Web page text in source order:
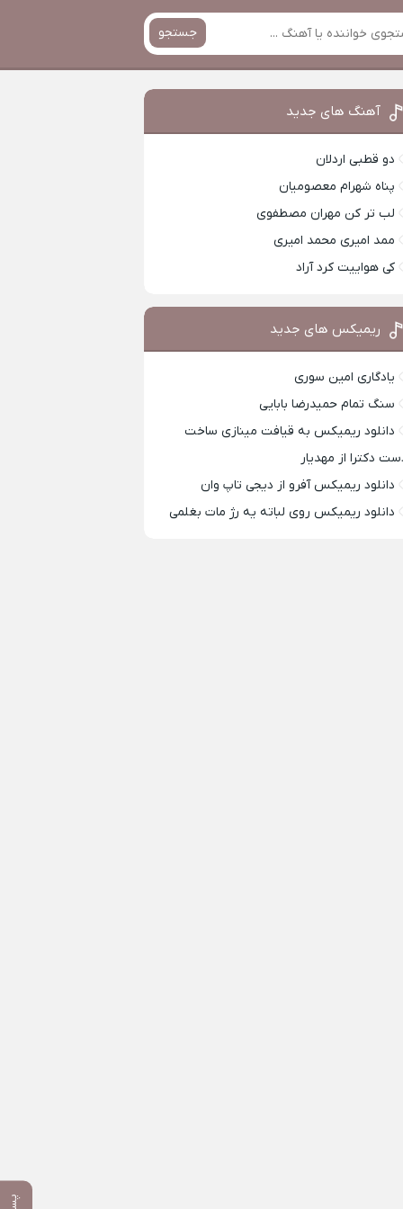
جستجو
آهنگ های جدید
دو قطبی اردلان
پناه شهرام معصومیان
لب تر کن مهران مصطفوی
ممد امیری محمد امیری
کی هواییت کرد آراد
ریمیکس های جدید
یادگاری امین سوری
سنگ تمام حمیدرضا بابایی
دانلود ریمیکس به قیافت مینازی ساخت
دکترا از مهدیار
دانلود ریمیکس آفرو از ديجی تاپ وان
دانلود ریمیکس روی لباته یه رژ مات بغلمی